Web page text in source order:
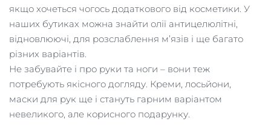
якщо хочеться чогось додаткового від косметики. У
наших бутиках можна знайти олії антицелюлітні,
відновлюючі, для розслаблення м’язів і ще багато
різних варіантів.
Не забувайте і про руки та ноги – вони теж
потребують якісного догляду. Креми, лосьйони,
маски для рук ще і стануть гарним варіантом
невеликого, але корисного подарунку.